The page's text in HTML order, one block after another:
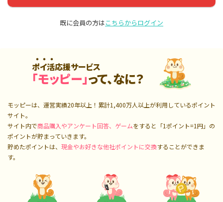
既に会員の方はこちらからログイン
ポイ活応援サービス
「モッピー」って、なに？
モッピーは、運営実績20年以上！累計1,400万人以上が利用しているポイント
サイト。
サイト内で商品購入やアンケート回答、ゲームをすると「1ポイント=1円」の
ポイントが貯まっていきます。
貯めたポイントは、 現金やお好きな他社ポイントに交換することができま
す。